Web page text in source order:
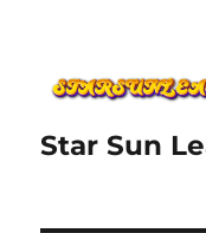
Star Sun